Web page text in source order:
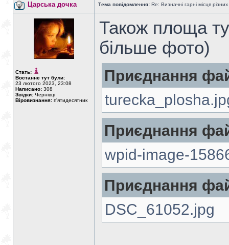
Царська дочка Тема повідомлення: Re: Визначні гарні місця
Стать:
Востаннє тут були:
23 лютого 2023, 23:08
Написано: 308
Звідки: Чернівці
Віровизнання: п'ятидесятник
Також площа
більше фото)
Приєднання
Приєднання
wpid-image-
Приєднання
DSC_61052.jpg